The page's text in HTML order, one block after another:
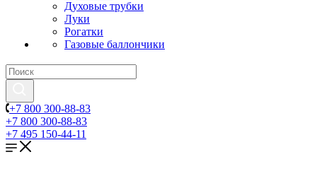
Духовые трубки
Луки
Рогатки
Газовые баллончики
+7 800 300-88-83
+7 800 300-88-83
+7 495 150-44-11